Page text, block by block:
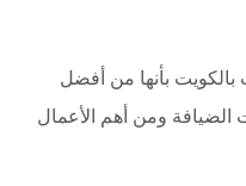
بأنها من أفضل
الضيافة ومن أهم الأعمال